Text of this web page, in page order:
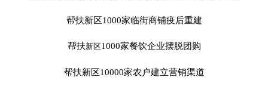
帮扶新区1000家临街商铺疫后重建
帮扶新区1000家餐饮企业摆脱团购
帮扶新区10000家农户建立营销渠道